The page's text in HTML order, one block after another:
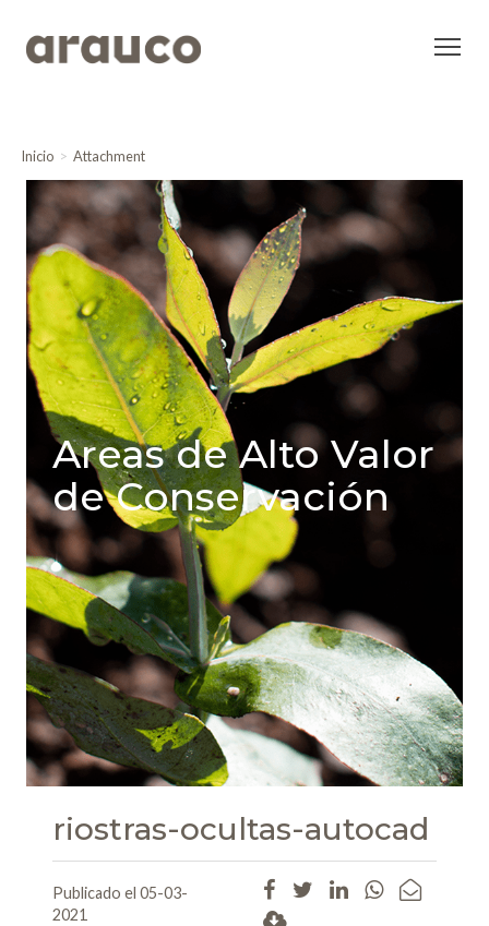
Inicio Attachment
Areas de Alto Valor
de Conservación
riostras-ocultas-autocad
Publicado el 05-03-
2021